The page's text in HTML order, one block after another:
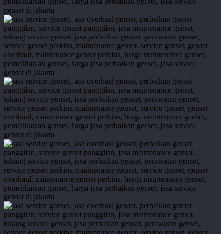
service-
genset-
71
service-
genset-
72
service-
genset-
67
service
genset
BNI
kramat-